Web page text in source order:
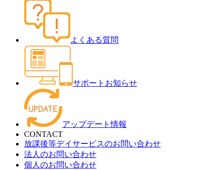
よくある質問
サポートお知らせ
アップデート情報
CONTACT
放課後等デイサービスのお問い合わせ
法人のお問い合わせ
個人のお問い合わせ